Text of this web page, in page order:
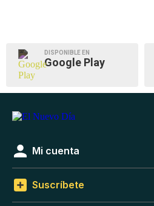
DISPONIBLE EN
Google Play
Mi cuenta
Suscríbete